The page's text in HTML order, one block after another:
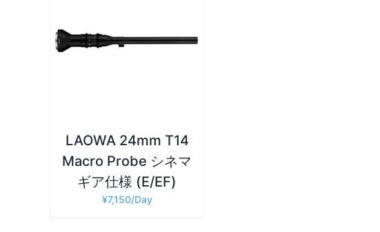
LAOWA 24mm T14
Macro Probe シネマ
ギア仕様 (E/EF)
¥7,150